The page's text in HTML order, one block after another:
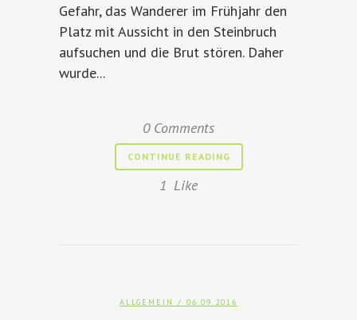
Gefahr, das Wanderer im Frühjahr den
Platz mit Aussicht in den Steinbruch
aufsuchen und die Brut stören. Daher
wurde...
0 Comments
CONTINUE READING
1 Like
ALLGEMEIN / 06.09.2016